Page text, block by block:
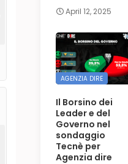
April 12, 2025
AGENZIA DIRE
Il Borsino dei
Leader e del
Governo nel
sondaggio
Tecnè per
Agenzia dire